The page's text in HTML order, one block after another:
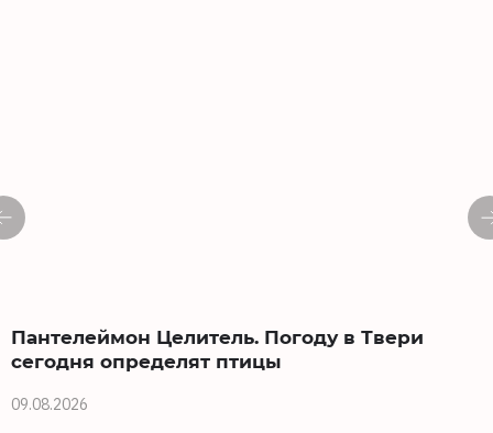
Пантелеймон Целитель. Погоду в Твери
сегодня определят птицы
09.08.2026